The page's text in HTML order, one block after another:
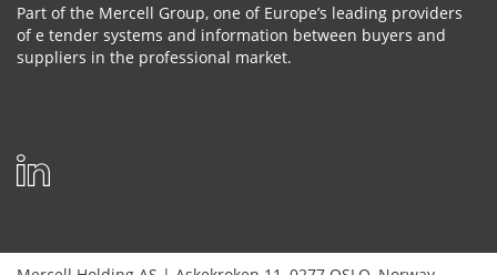
Part of the Mercell Group, one of Europe’s leading providers
of e tender systems and information between buyers and
suppliers in the professional market.